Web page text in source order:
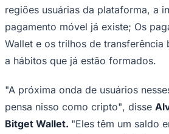
regiões usuárias da plataforma, a
pagamento móvel já existe; Os
Wallet e os trilhos de transferência
a hábitos que já estão formados.
"A próxima onda de usuários
pensa nisso como cripto", disse
Bitget Wallet. "Eles têm um saldo